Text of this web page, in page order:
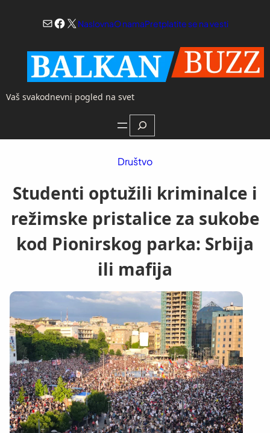
Mail
Facebook
X NaslovnaO namaPretplatite se na vesti
Vaš svakodnevni pogled na svet
Search
Društvo
Studenti optužili kriminalce i
režimske pristalice za sukobe
kod Pionirskog parka: Srbija
ili mafija